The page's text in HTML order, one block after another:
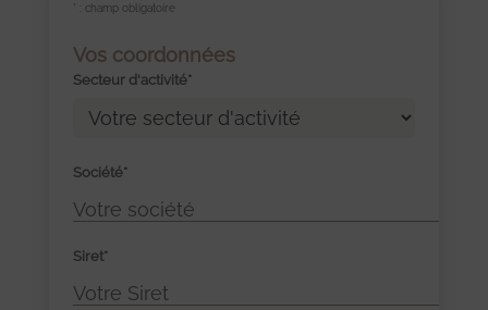
* : champ obligatoire
Vos coordonnées
Secteur d'activité*
Société*
Siret*